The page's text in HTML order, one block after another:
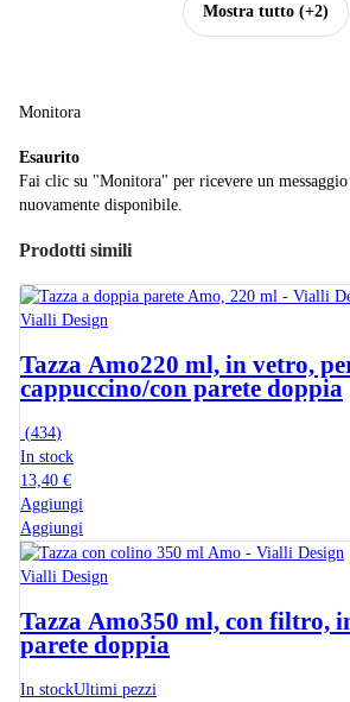
Mostra tutto (+2)
Monitora
Esaurito
Fai clic su "Monitora" per ricevere un
nuovamente disponibile.
Prodotti simili
Vialli Design
Tazza Amo220 ml, in vetro,
cappuccino/con parete doppia
(434)
In stock
13,40 €
Aggiungi
Aggiungi
Vialli Design
Tazza Amo350 ml, con filtro,
parete doppia
In stockUltimi pezzi